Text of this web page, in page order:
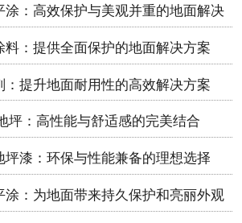
涂：高效保护与美观并重的地面解决
料：提供全面保护的地面解决方案
：提升地面耐用性的高效解决方案
坪：高性能与舒适感的完美结合
坪漆：环保与性能兼备的理想选择
涂：为地面带来持久保护和亮丽外观